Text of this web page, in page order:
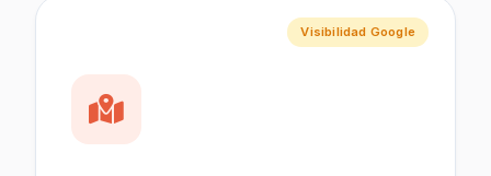
Visibilidad Google